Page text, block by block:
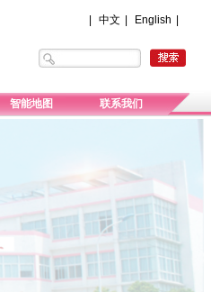
智能地图 联系我们
中文 English